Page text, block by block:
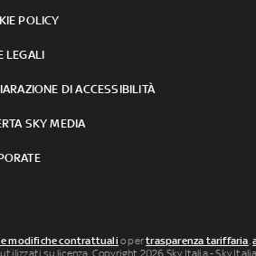
POLICY
LEGALI
DI ACCESSIBILITÀ
SKY MEDIA
modifiche contrattuali o pertrasparenza tariffaria,